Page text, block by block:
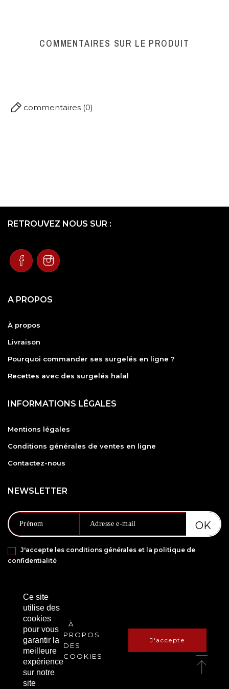
Sel : 1.28 g
COMMENTAIRES SUR LE PRODUIT
commentaires (0)
RETROUVEZ NOUS SUR :
A PROPOS
À propos
Livraison
Pourquoi commander ses surgelés en ligne ?
Recettes avec des surgelés halal
INFORMATIONS LÉGALES
Mentions légales
Conditions générales de ventes en ligne
Contactez-nous
NEWSLETTER
J'accepte les conditions générales et la politique de
confidentialité
PAIEMENT SÉCURISÉ VIA
Copyright © 2021 Amanbox. Tous droits réservés.
Ce site
utilise des
cookies
pour vous
garantir la
meilleure
expérience
sur notre
site
À
PROPOS
DES
COOKIES
J'accepte